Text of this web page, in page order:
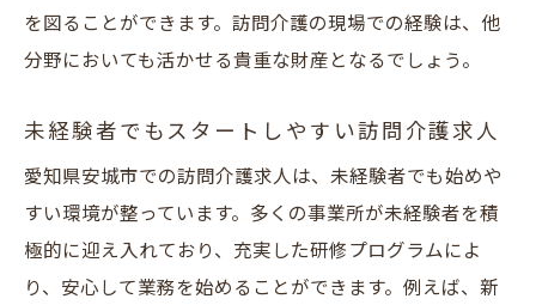
を図ることができます。訪問介護の現場での経験は、他
分野においても活かせる貴重な財産となるでしょう。
未経験者でもスタートしやすい訪問介護求人
愛知県安城市での訪問介護求人は、未経験者でも始めや
すい環境が整っています。多くの事業所が未経験者を積
極的に迎え入れており、充実した研修プログラムによ
り、安心して業務を始めることができます。例えば、新